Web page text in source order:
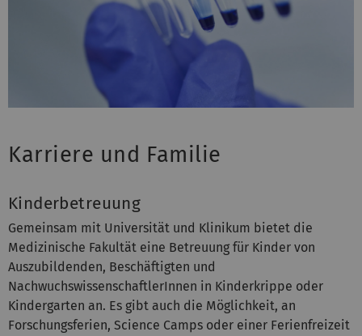
Karriere und Familie
Kinderbetreuung
Gemeinsam mit Universität und Klinikum bietet die
Medizinische Fakultät eine Betreuung für Kinder von
Auszubildenden, Beschäftigten und
NachwuchswissenschaftlerInnen in Kinderkrippe oder
Kindergarten an. Es gibt auch die Möglichkeit, an
Forschungsferien, Science Camps oder einer Ferienfreizeit